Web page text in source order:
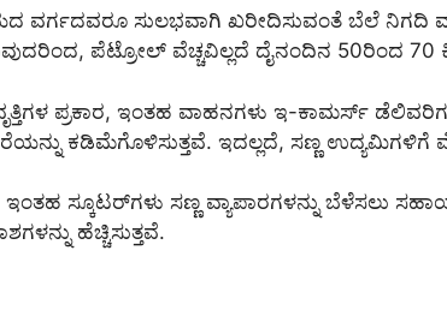
ವರ್ಗದವರೂ ಸುಲಭವಾಗಿ ಖರೀದಿಸುವಂತೆ ಬೆಲೆ ನಿಗದಿ
ಪೆಟ್ರೋಲ್ ವೆಚ್ಚವಿಲ್ಲದೆ ದೈನಂದಿನ 50ರಿಂದ
ಪ್ರಕಾರ, ಇಂತಹ ವಾಹನಗಳು ಇ-ಕಾಮರ್ಸ್
ಕಡಿಮೆಗೊಳಿಸುತ್ತವೆ. ಇದಲ್ಲದೆ, ಸಣ್ಣ
ಇಂತಹ ಸ್ಕೂಟರ್‌ಗಳು ಸಣ್ಣ ವ್ಯಾಪಾರಗಳನ್ನು ಬೆಳೆಸಲು
ಹೆಚ್ಚಿಸುತ್ತವೆ.